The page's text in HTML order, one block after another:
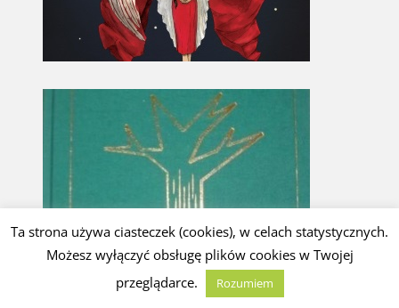
Ta strona używa ciasteczek (cookies), w celach statystycznych.
Możesz wyłączyć obsługę plików cookies w Twojej
przeglądarce.
Rozumiem